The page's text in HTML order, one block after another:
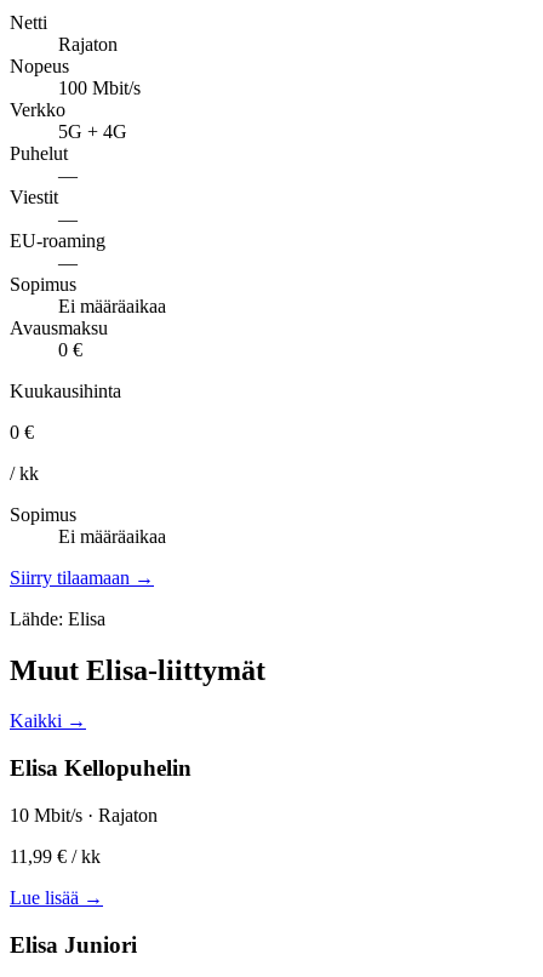
Netti
Rajaton
Nopeus
100 Mbit/s
Verkko
5G + 4G
Puhelut
—
Viestit
—
EU-roaming
—
Sopimus
Ei määräaikaa
Avausmaksu
0 €
Kuukausihinta
0 €
/ kk
Sopimus
Ei määräaikaa
Siirry tilaamaan →
Lähde: Elisa
Muut Elisa-liittymät
Kaikki →
Elisa Kellopuhelin
10 Mbit/s · Rajaton
11,99 € / kk
Lue lisää →
Elisa Juniori